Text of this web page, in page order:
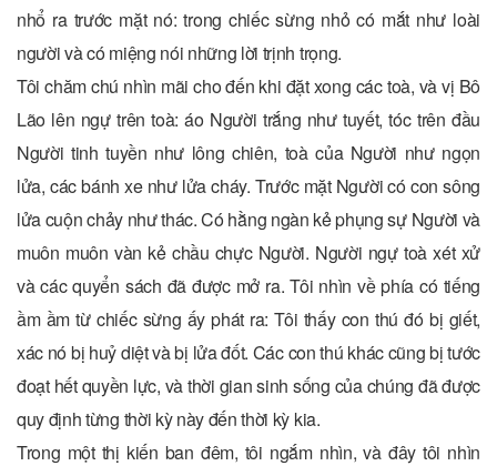
nhổ ra trước mặt nó: trong chiếc sừng nhỏ có mắt như loài
người và có miệng nói những lời trịnh trọng.
Tôi chăm chú nhìn mãi cho đến khi đặt xong các toà, và vị Bô
Lão lên ngự trên toà: áo Người trắng như tuyết, tóc trên đầu
Người tinh tuyền như lông chiên, toà của Người như ngọn
lửa, các bánh xe như lửa cháy. Trước mặt Người có con sông
lửa cuộn chảy như thác. Có hằng ngàn kẻ phụng sự Người và
muôn muôn vàn kẻ chầu chực Người. Người ngự toà xét xử
và các quyển sách đã được mở ra. Tôi nhìn về phía có tiếng
ầm ầm từ chiếc sừng ấy phát ra: Tôi thấy con thú đó bị giết,
xác nó bị huỷ diệt và bị lửa đốt. Các con thú khác cũng bị tước
đoạt hết quyền lực, và thời gian sinh sống của chúng đã được
quy định từng thời kỳ này đến thời kỳ kia.
Trong một thị kiến ban đêm, tôi ngắm nhìn, và đây tôi nhìn